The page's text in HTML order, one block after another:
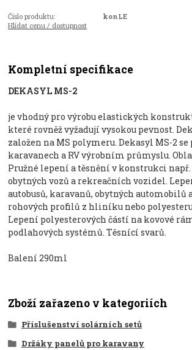
Číslo produktu:
konLE
Hlídat cenu / dostupnost
Kompletní specifikace
DEKASYL MS-2
je vhodný pro výrobu elastických
které rovněž vyžadují vysokou pevnost.
založen na MS polymeru. Dekasyl MS-2 se
karavanech a RV výrobním průmyslu.
Pružné lepení a těsnění v konstrukci
obytných vozů a rekreačních vozidel.
autobusů, karavanů, obytných automobilů
rohových profilů z hliníku nebo
Lepení polyesterových částí na kovové
podlahových systémů. Těsnící svarů.
Balení 290ml
Zboží zařazeno v kategoriích
Příslušenství solárních setů
Držáky panelů pro karavany